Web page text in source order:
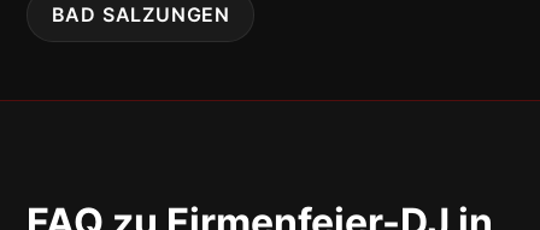
BAD SALZUNGEN